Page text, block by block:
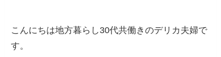
こんにちは地方暮らし30代共働きのデリカ夫婦で
す。